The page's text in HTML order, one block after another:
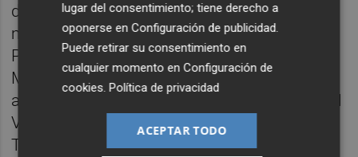
de Alborán) y Fenicio (Marina de Salinas),
mientras que en ORC 3 Brej (CN Villa de San
Pedro), Nemox-BNFIX (RCR Cartagena) y
Mevilla-Jumbuck (RCN Torrevieja) subieron
al cajón. Ozu 2 (RCN de Torrevieja), Brito (CN
Villa de San Pedro) y Fronkonstin (RCN
Torrevieja) hicieron lo propio en ORC 4, al
lugar del consentimiento; tiene derecho a
oponerse enConfiguración de publicidad.
Puede retirar su consentimiento en
cualquier momento enConfiguración de
cookies.Política de privacidad
ACEPTAR TODO